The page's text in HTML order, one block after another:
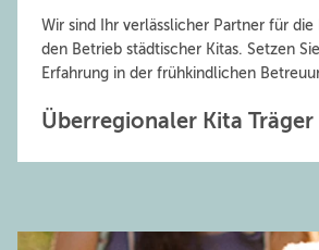
Wir sind Ihr verlässlicher Partner für die
den Betrieb städtischer Kitas. Setzen
Erfahrung in der frühkindlichen
Überregionaler Kita Träger